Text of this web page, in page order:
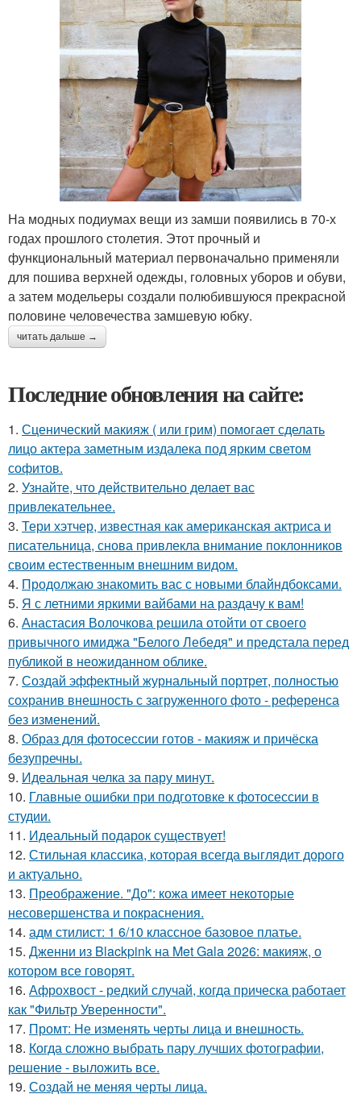
На модных подиумах вещи из замши появились в 70-х
годах прошлого столетия. Этот прочный и
функциональный материал первоначально применяли
для пошива верхней одежды, головных уборов и обуви,
а затем модельеры создали полюбившуюся прекрасной
половине человечества замшевую юбку.
читать дальше →
Последние обновления на сайте:
1. Сценический макияж ( или грим) помогает сделать
лицо актера заметным издалека под ярким светом
софитов.
2. Узнайте, что действительно делает вас
привлекательнее.
3. Тери хэтчер, известная как американская актриса и
писательница, снова привлекла внимание поклонников
своим естественным внешним видом.
4. Продолжаю знакомить вас с новыми блайндбоксами.
5. Я с летними яркими вайбами на раздачу к вам!
6. Анастасия Волочкова решила отойти от своего
привычного имиджа "Белого Лебедя" и предстала перед
публикой в неожиданном облике.
7. Создай эффектный журнальный портрет, полностью
сохранив внешность с загруженного фото - референса
без изменений.
8. Образ для фотосессии готов - макияж и причёска
безупречны.
9. Идеальная челка за пару минут.
10. Главные ошибки при подготовке к фотосессии в
студии.
11. Идеальный подарок существует!
12. Стильная классика, которая всегда выглядит дорого
и актуально.
13. Преображение. "До": кожа имеет некоторые
несовершенства и покраснения.
14. адм стилист: 1 6/10 классное базовое платье.
15. Дженни из Blackpink на Met Gala 2026: макияж, о
котором все говорят.
16. Афрохвост - редкий случай, когда прическа работает
как "Фильтр Уверенности".
17. Промт: Не изменять черты лица и внешность.
18. Когда сложно выбрать пару лучших фотографии,
решение - выложить все.
19. Создай не меняя черты лица.